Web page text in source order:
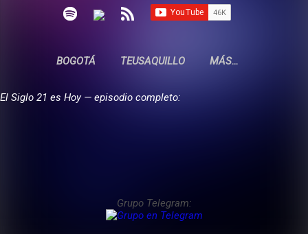
BOGOTÁ TEUSAQUILLO MÁS…
El Siglo 21 es Hoy — episodio completo:
Grupo Telegram: